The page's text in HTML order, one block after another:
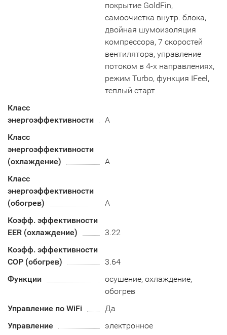
покрытие GoldFin,
самоочистка внутр. блока,
двойная шумоизоляция
компрессора, 7 скоростей
вентилятора, управление
потоком в 4-х направлениях,
режим Turbo, функция IFeel,
теплый старт
Класс
энергоэффективности
A
Класс
энергоэффективности
(охлаждение)
А
Класс
энергоэффективности
(обогрев)
A
Коэфф. эффективности
EER (охлаждение)
3.22
Коэфф. эффективности
COP (обогрев)
3.64
Функции
осушение, охлаждение,
обогрев
Управление по WiFi
Да
Управление
электронное